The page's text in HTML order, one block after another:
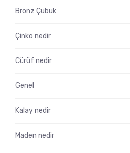
Bronz Çubuk
Çinko nedir
Cürüf nedir
Genel
Kalay nedir
Maden nedir